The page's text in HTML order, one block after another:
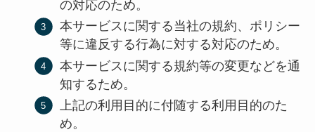
の対応のため。
本サービスに関する当社の規約、ポリシー
等に違反する行為に対する対応のため。
本サービスに関する規約等の変更などを通
知するため。
上記の利用目的に付随する利用目的のた
め。